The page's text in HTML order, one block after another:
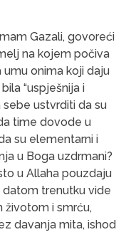
Gazali, govoreći
na kojem počiva
umu onima koji daju
“uspješnija i
sebe ustvrditi da su
time dovode u
su elementarni i
u Boga uzdrmani?
u Allaha pouzdaju
datom trenutku vide
životom i smrću,
davanja mita, ishod